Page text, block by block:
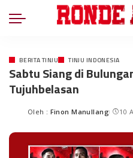
BERITA TINJU TINJU INDONESIA
Sabtu Siang di
Tujuhbelasan
Oleh : Finon Manullang 10